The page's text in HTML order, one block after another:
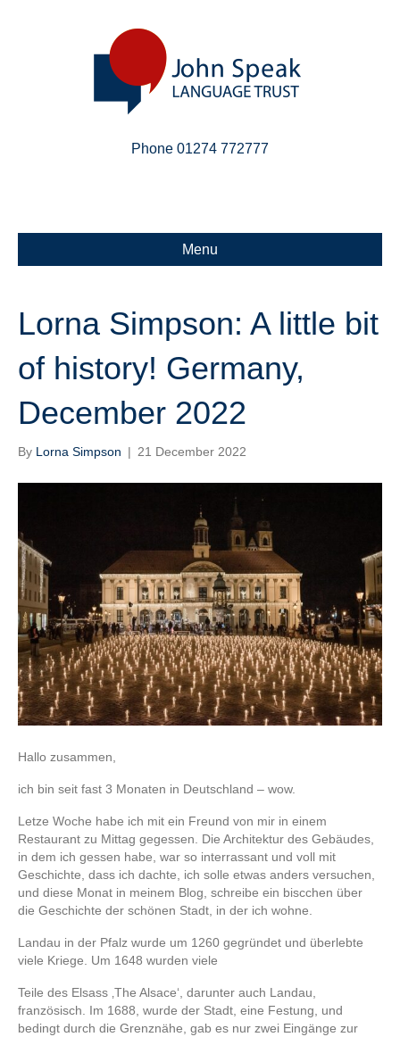
Phone 01274 772777
Menu
Lorna Simpson: A little bit
of history! Germany,
December 2022
By Lorna Simpson | 21 December 2022
Hallo zusammen,
ich bin seit fast 3 Monaten in Deutschland – wow.
Letze Woche habe ich mit ein Freund von mir in einem
Restaurant zu Mittag gegessen. Die Architektur des Gebäudes,
in dem ich gessen habe, war so interrassant und voll mit
Geschichte, dass ich dachte, ich solle etwas anders versuchen,
und diese Monat in meinem Blog, schreibe ein biscchen über
die Geschichte der schönen Stadt, in der ich wohne.
Landau in der Pfalz wurde um 1260 gegründet und überlebte
viele Kriege. Um 1648 wurden viele
Teile des Elsass ‚The Alsace‘, darunter auch Landau,
französisch. Im 1688, wurde der Stadt, eine Festung, und
bedingt durch die Grenznähe, gab es nur zwei Eingänge zur